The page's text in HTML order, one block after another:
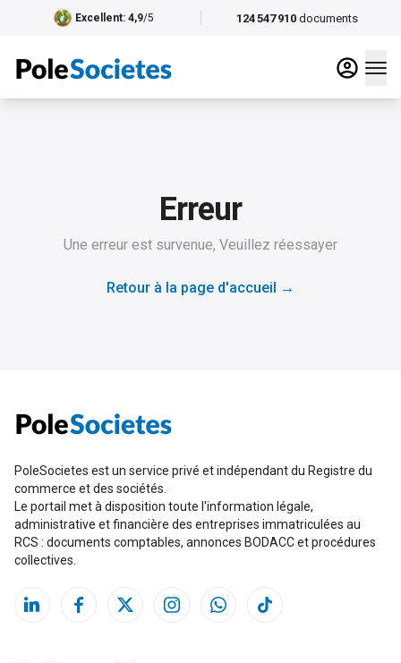
124 547 910 documents
Excellent: 4,9/5
Erreur
Une erreur est survenue, Veuillez réessayer
Retour à la page d'accueil →
PoleSocietes est un service privé et indépendant du Registre du
commerce et des sociétés.
Le portail met à disposition toute l'information légale,
administrative et financière des entreprises immatriculées au
RCS : documents comptables, annonces BODACC et procédures
collectives.